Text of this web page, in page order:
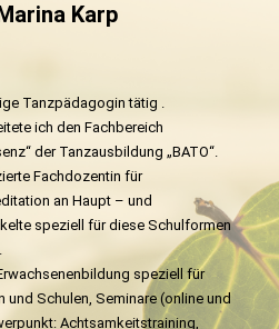
Karp
Tanzpädagogin tätig .
ich den Fachbereich
der Tanzausbildung „BATO“.
Fachdozentin für
an Haupt – und
speziell für diese Schulformen
speziell für
und Schulen, Seminare (online und
Achtsamkeitstraining,